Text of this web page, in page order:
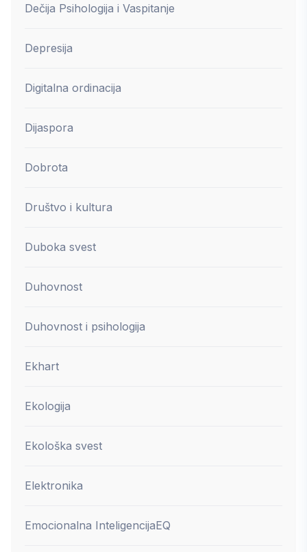
Dečija Psihologija i Vaspitanje
Depresija
Digitalna ordinacija
Dijaspora
Dobrota
Društvo i kultura
Duboka svest
Duhovnost
Duhovnost i psihologija
Ekhart
Ekologija
Ekološka svest
Elektronika
Emocionalna InteligencijaEQ